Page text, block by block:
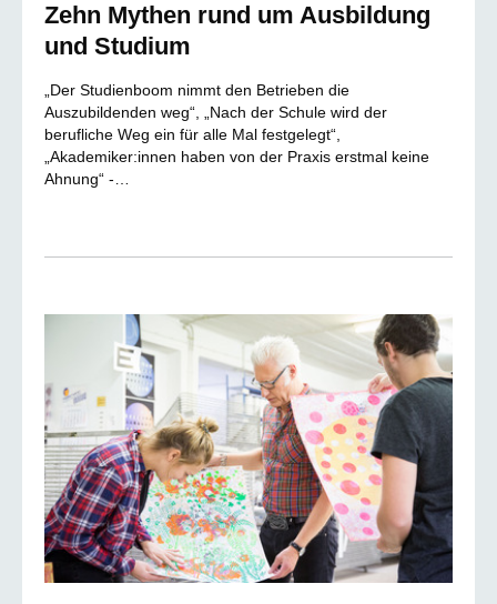
Zehn Mythen rund um Ausbildung
und Studium
„Der Studienboom nimmt den Betrieben die
Auszubildenden weg“, „Nach der Schule wird der
berufliche Weg ein für alle Mal festgelegt“,
„Akademiker:innen haben von der Praxis erstmal keine
Ahnung“ -…